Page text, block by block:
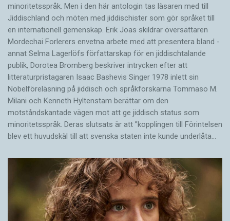
minoritetsspråk. Men i den här antologin tas läsaren med till
Jiddischland och möten med jiddischister som gör språket till
en internationell gemenskap. Erik Joas skildrar översättaren
Morde­chai Forlerers envetna arbete med att presentera bland ­
annat Selma Lagerlöfs författarskap för en jiddisch­talande
publik, Dorotea Bromberg beskriver intrycken efter att
litteraturpristagaren Isaac Bashevis Singer 1978 inlett sin
Nobelföreläsning på jiddisch och språkforskarna Tommaso M.
Milani och Kenneth Hyltenstam berättar om den
motståndskantade vägen mot att ge jiddisch status som
minoritetsspråk. Deras slutsats är att ”kopplingen till Förintelsen
blev ett huvud­skäl till att svenska staten inte kunde underlåta…